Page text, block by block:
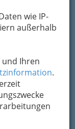
wie IP-
außerhalb
Ihren
.
hier für
ideale
Wolken
aus der